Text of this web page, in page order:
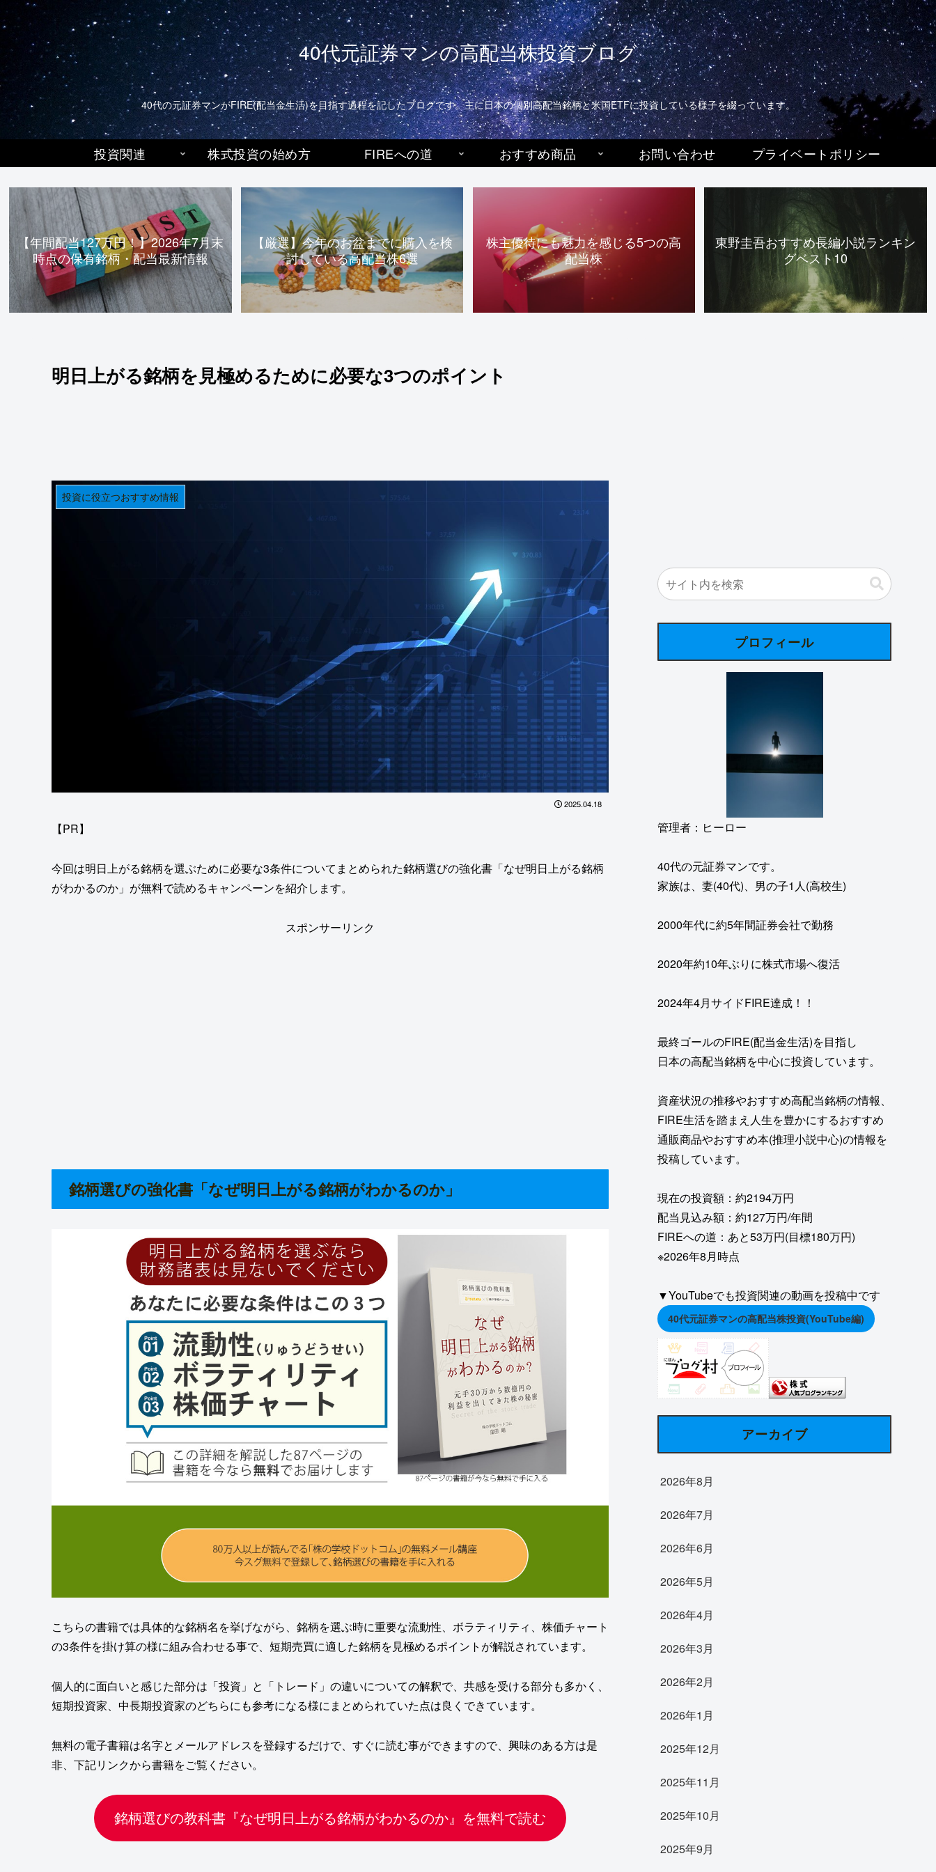
40代元証券マンの高配当株投資ブログ
40代の元証券マンがFIRE(配当金生活)を目指す過程を記したブログです。主に日本の個別高配当銘柄と米国ETFに投資している様子を綴っています。
投資関連 株式投資の始め方 FIREへの道 おすすめ商品 お問い合わせ プライベートポリシー
【年間配当127万円！】2026年7月末
時点の保有銘柄・配当最新情報
【厳選】今年のお盆までに購入を検
討している高配当株6選
株主優待にも魅力を感じる5つの高
配当株
東野圭吾おすすめ長編小説ランキン
グベスト10
明日上がる銘柄を見極めるために必要な3つのポイント
投資に役立つおすすめ情報
2025.04.18
【PR】
今回は明日上がる銘柄を選ぶために必要な3条件についてまとめられた銘柄選びの強化書「なぜ明日上がる銘柄
がわかるのか」が無料で読めるキャンペーンを紹介します。
スポンサーリンク
銘柄選びの強化書「なぜ明日上がる銘柄がわかるのか」
こちらの書籍では具体的な銘柄名を挙げながら、銘柄を選ぶ時に重要な流動性、ボラティリティ、株価チャート
の3条件を掛け算の様に組み合わせる事で、短期売買に適した銘柄を見極めるポイントが解説されています。
個人的に面白いと感じた部分は「投資」と「トレード」の違いについての解釈で、共感を受ける部分も多かく、
短期投資家、中長期投資家のどちらにも参考になる様にまとめられていた点は良くできています。
無料の電子書籍は名字とメールアドレスを登録するだけで、すぐに読む事ができますので、興味のある方は是
非、下記リンクから書籍をご覧ください。
銘柄選びの教科書『なぜ明日上がる銘柄がわかるのか』を無料で読む
プロフィール
管理者：ヒーロー
40代の元証券マンです。
家族は、妻(40代)、男の子1人(高校生)
2000年代に約5年間証券会社で勤務
2020年約10年ぶりに株式市場へ復活
2024年4月サイドFIRE達成！！
最終ゴールのFIRE(配当金生活)を目指し
日本の高配当銘柄を中心に投資しています。
資産状況の推移やおすすめ高配当銘柄の情報、
FIRE生活を踏まえ人生を豊かにするおすすめ
通販商品やおすすめ本(推理小説中心)の情報を
投稿しています。
現在の投資額：約2194万円
配当見込み額：約127万円/年間
FIREへの道：あと53万円(目標180万円)
※2026年8月時点
▼YouTubeでも投資関連の動画を投稿中です
40代元証券マンの高配当株投資(YouTube編)
アーカイブ
2026年8月
2026年7月
2026年6月
2026年5月
2026年4月
2026年3月
2026年2月
2026年1月
2025年12月
2025年11月
2025年10月
2025年9月